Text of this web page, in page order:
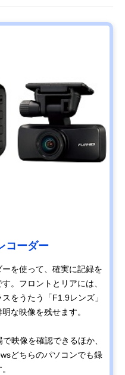
コーダー
を使って、確実に記録を
。フロントとリアには、
をうたう「F1.9レンズ」
な映像を残せます。
映像を確認できるほか、
どちらのパソコンでも録